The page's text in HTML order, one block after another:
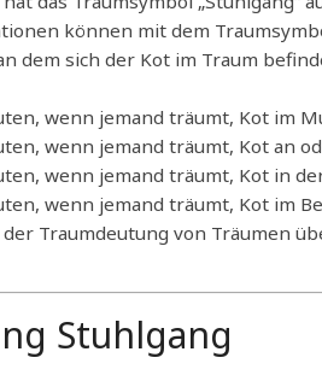
können mit dem
dem sich der Kot im Traum
wenn jemand träumt, Kot im
wenn jemand träumt, Kot an
wenn jemand träumt, Kot in
wenn jemand träumt, Kot im
Traumdeutung von Träumen
Stuhlgang